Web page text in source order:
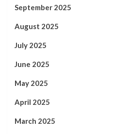
September 2025
August 2025
July 2025
June 2025
May 2025
April 2025
March 2025